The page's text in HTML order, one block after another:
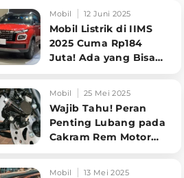
Mobil 12 Juni 2025
Mobil Listrik di IIMS
2025 Cuma Rp184
Juta! Ada yang Bisa
Tampilannya Gak
Main-ma
Mobil 25 Mei 2025
Wajib Tahu! Peran
Penting Lubang pada
Cakram Rem Motor
Berkendara
Mobil 13 Mei 2025